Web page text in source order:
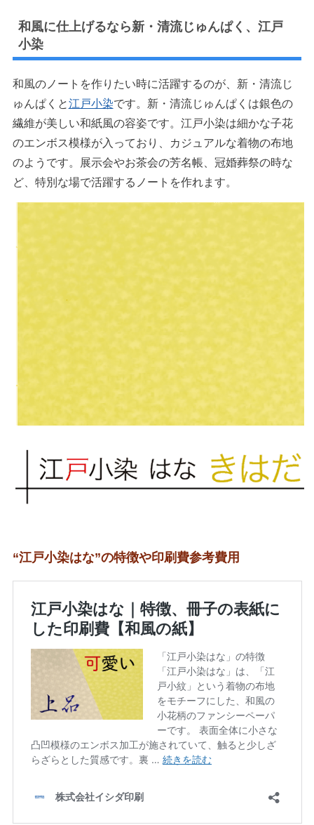
和風に仕上げるなら新・清流じゅんぱく、江戸
小染
和風のノートを作りたい時に活躍するのが、新・清流じ
ゅんぱくと江戸小染です。新・清流じゅんぱくは銀色の
繊維が美しい和紙風の容姿です。江戸小染は細かな子花
のエンボス模様が入っており、カジュアルな着物の布地
のようです。展示会やお茶会の芳名帳、冠婚葬祭の時な
ど、特別な場で活躍するノートを作れます。
“江戸小染はな”の特徴や印刷費参考費用